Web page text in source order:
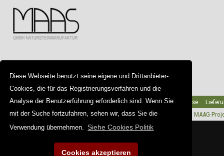
Diese Webseite benutzt seine eigene und Drittanbieter-
Cookies, die für das Registrierungsverfahren und die
Analyse der Benutzerführung erforderlich sind. Wenn Sie
mit der Suche fortzufahren, sehen wir, dass Sie die
Verwendung übernehmen. Siehe Cookies Politik
Cookies akzeptieren
Wichtige Hinweise
Galerie
Team
Partner
Copyright © 2026 | kunststein.net MAAG-